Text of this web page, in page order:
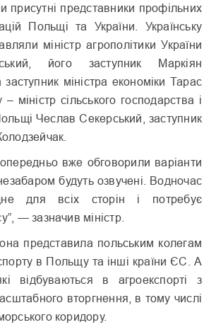
присутні представники профільних
Польщі та України. Українську
міністр агрополітики України
його заступник Маркіян
міністра економіки Тарас
міністр сільського господарства і
Чеслав Секерський, заступник
вже обговорили варіанти
будуть озвучені. Водночас
для всіх сторін і потребує
— зазначив міністр.
представила польським колегам
в Польщу та інші країни ЄС. А
відбуваються в агроекспорті з
вторгнення, в тому числі
коридору.